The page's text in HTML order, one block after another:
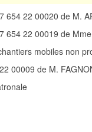
654 22 00020 de M.
654 22 00019 de
mobiles non
00009 de M.